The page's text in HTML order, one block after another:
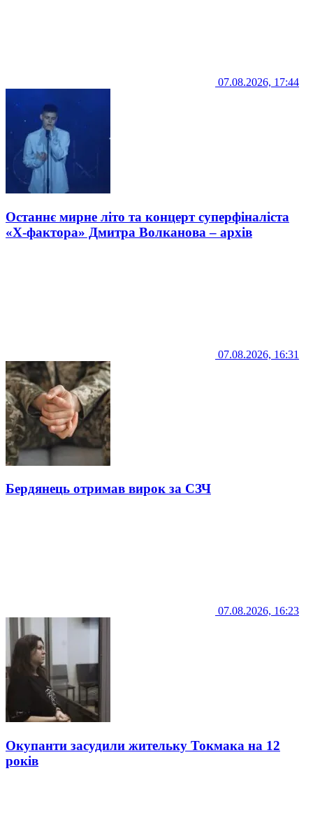
07.08.2026, 17:44
Останнє мирне літо та концерт суперфіналіста
«Х-фактора» Дмитра Волканова – архів
07.08.2026, 16:31
Бердянець отримав вирок за СЗЧ
07.08.2026, 16:23
Окупанти засудили жительку Токмака на 12
років